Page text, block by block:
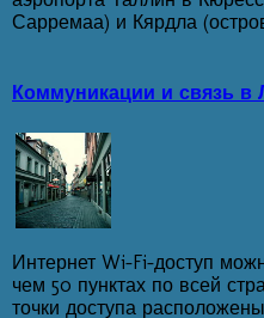
Сарремаа) и Кярдла
Коммуникации и связь в
Интернет Wi-Fi-доступ
чем 50 пунктах по всей
точки доступа